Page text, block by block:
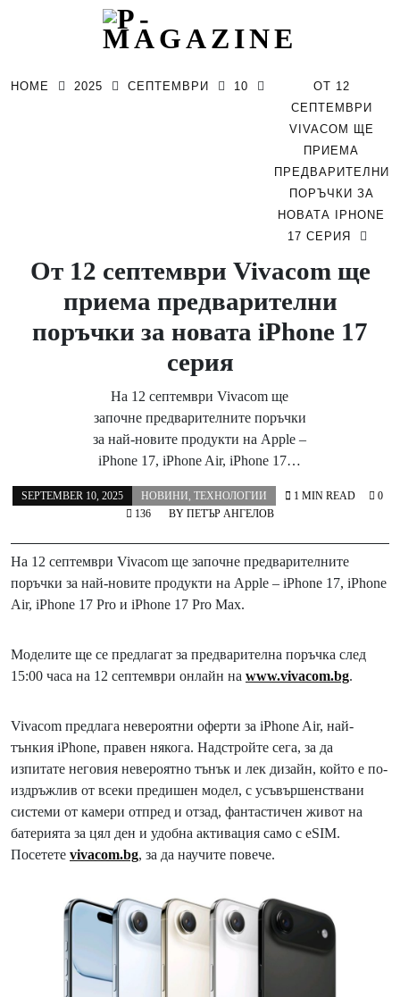
HOME 2025 СЕПТЕМВРИ 10
ОТ 12
СЕПТЕМВРИ
VIVACOM ЩЕ
ПРИЕМА
ПРЕДВАРИТЕЛНИ
ПОРЪЧКИ ЗА
НОВАТА IPHONE
17 СЕРИЯ
От 12 септември Vivacom ще
приема предварителни
поръчки за новата iPhone 17
серия
На 12 септември Vivacom ще
започне предварителните поръчки
за най-новите продукти на Apple –
iPhone 17, iPhone Air, iPhone 17…
SEPTEMBER 10, 2025 НОВИНИ, ТЕХНОЛОГИИ
BY ПЕТЪР АНГЕЛОВ
1 MIN READ
0
136
На 12 септември Vivacom ще започне предварителните
поръчки за най-новите продукти на Apple – iPhone 17, iPhone
Air, iPhone 17 Pro и iPhone 17 Pro Max.
Моделите ще се предлагат за предварителна поръчка след
15:00 часа на 12 септември онлайн на www.vivacom.bg.
Vivacom предлага невероятни оферти за iPhone Air, най-
тънкия iPhone, правен някога. Надстройте сега, за да
изпитате неговия невероятно тънък и лек дизайн, който е по-
издръжлив от всеки предишен модел, с усъвършенствани
системи от камери отпред и отзад, фантастичен живот на
батерията за цял ден и удобна активация само с eSIM.
Посетете vivacom.bg, за да научите повече.